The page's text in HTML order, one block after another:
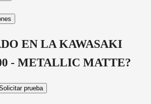
EN LA KAWASAKI
- METALLIC MATTE?
prueba